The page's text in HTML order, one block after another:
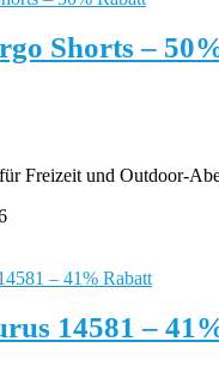
Shorts –
Freizeit und Outdoor-
14581 –